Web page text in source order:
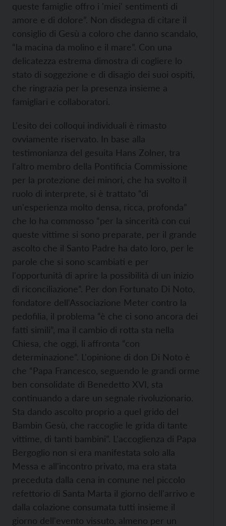
queste famiglie offro i 'miei' sentimenti di
amore e di dolore”. Non disdegna di citare il
consiglio di Gesù a coloro che danno scandalo,
“la macina da molino e il mare”. Con una
delicatezza estrema dimostra di cogliere lo
stato di soggezione e di disagio dei suoi ospiti,
che ringrazia per la presenza insieme a
famigliari e collaboratori.
L'esito dei colloqui individuali è rimasto
ovviamente riservato. In base alla
testimonianza del gesuita Hans Zolner, tra
l'altro membro della Pontificia Commissione
per la protezione dei minori, che ha svolto il
ruolo di interprete, si è trattato “di
un'esperienza molto densa, ricca, profonda”
che lo ha commosso “per la sincerità con cui
queste vittime si sono preparate, per il grande
ascolto che il Santo Padre ha dato loro, per le
parole che si sono scambiati e per
l'opportunità di aprire la possibilità di un inizio
di riconciliazione”. Per don Fortunato Di Noto,
fondatore dell'Associazione Meter contro la
pedofilia, il problema “è che ci sono ancora dei
fatti simili”, ma il cambio di rotta sta nella
Chiesa, che oggi, li affronta “con
determinazione”. L'opinione di don Di Noto è
che “Papa Francesco, seguendo le grandi orme
ben consolidate di Benedetto XVI, sta
continuando a dare un segnale rivoluzionario.
Sta dando ascolto proprio a quel grido del
Bambin Gesù, che raccoglie le grida di tante
vittime, di tanti bambini”. L'accoglienza di Papa
Bergoglio non si era manifestata solo alla
Messa e all'incontro privato, ma era stata
preceduta dalla cena in comune nel piccolo
refettorio di Santa Marta il giorno dell'arrivo e
dalla colazione consumata tutti insieme il
giorno dell'evento vissuto, almeno per un